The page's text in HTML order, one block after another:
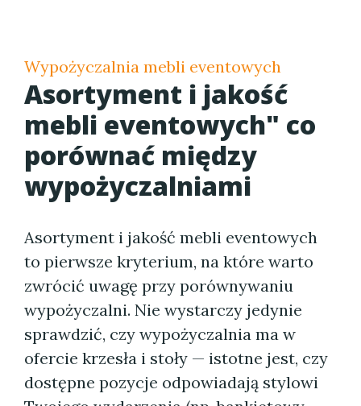
Wypożyczalnia mebli eventowych
Asortyment i jakość
mebli eventowych" co
porównać między
wypożyczalniami
Asortyment i jakość mebli eventowych
to pierwsze kryterium, na które warto
zwrócić uwagę przy porównywaniu
wypożyczalni. Nie wystarczy jedynie
sprawdzić, czy wypożyczalnia ma w
ofercie krzesła i stoły — istotne jest, czy
dostępne pozycje odpowiadają stylowi